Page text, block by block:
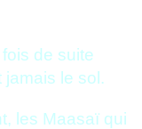
de suite
le sol.
les Maasaï qui